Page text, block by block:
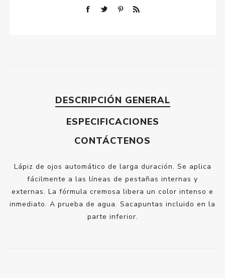
DESCRIPCIÓN GENERAL
ESPECIFICACIONES
CONTÁCTENOS
Lápiz de ojos automático de larga duración. Se aplica
fácilmente a las líneas de pestañas internas y
externas. La fórmula cremosa libera un color intenso e
inmediato. A prueba de agua. Sacapuntas incluido en la
parte inferior.